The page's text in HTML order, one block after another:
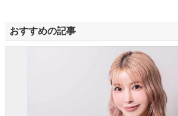
おすすめの記事